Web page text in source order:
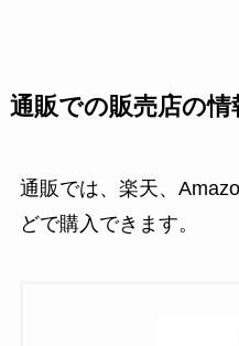
通販での販売店の情
通販では、楽天、
どで購入できます。